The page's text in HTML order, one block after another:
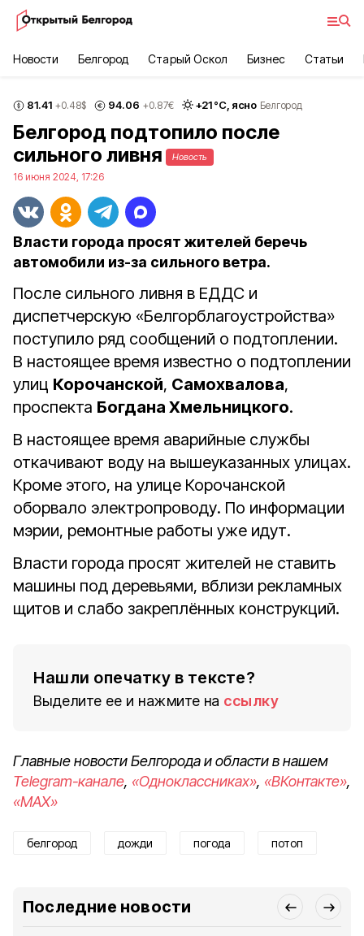
Новости Белгород Старый Оскол Бизнес Статьи
81.41 +0.48$ 94.06 +0.87€ +21°С, ясно Белгород
Белгород подтопило после
сильного ливня
Новость
16 июня 2024, 17:26
Власти города просят жителей беречь
автомобили из-за сильного ветра.
После сильного ливня в ЕДДС и
диспетчерскую «Белгорблагоустройства»
поступило ряд сообщений о подтоплении.
В настоящее время известно о подтоплении
улиц Корочанской, Самохвалова,
проспекта Богдана Хмельницкого.
В настоящее время аварийные службы
откачивают воду на вышеуказанных улицах.
Кроме этого, на улице Корочанской
оборвало электропроводу. По информации
мэрии, ремонтные работы уже идут.
Власти города просят жителей не ставить
машины под деревьями, вблизи рекламных
щитов и слабо закреплённых конструкций.
Нашли опечатку в тексте?
Выделите ее и нажмите на ссылку
Главные новости Белгорода и области в нашем
Telegram-канале, «Одноклассниках», «ВКонтакте»,
«MAX»
белгород дожди погода потоп
Последние новости